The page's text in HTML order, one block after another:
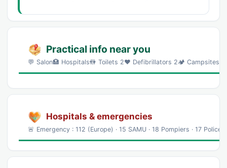
Practical info near you
💬 Salon🏥 Hospitals🚻 Toilets 2❤️ Defibrillators 2🏕️ Campsites
Hospitals & emergencies
🚨 Emergency : 112 (Europe) · 15 SAMU · 18 Pompiers · 17